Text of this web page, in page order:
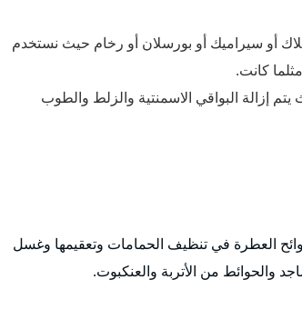
أو سيراميك أو بورسلان أو رخام حيث نستخدم
كانت.
إزالة البواقي الاسمنتية والزلط والطوب
العطرة في تنظيف الحمامات وتعقيمها وغسل
والحوائط من الأتربة والعنكبوت.